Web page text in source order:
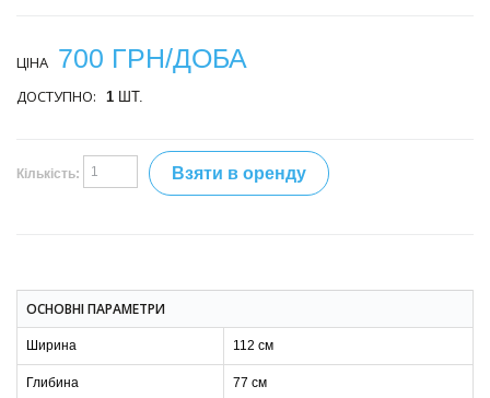
ЦІНА 700 ГРН/ДОБА
ДОСТУПНО: 1 ШТ.
Кількість: Взяти в оренду
ОСНОВНІ ПАРАМЕТРИ
Ширина 112 см
Глибина 77 см